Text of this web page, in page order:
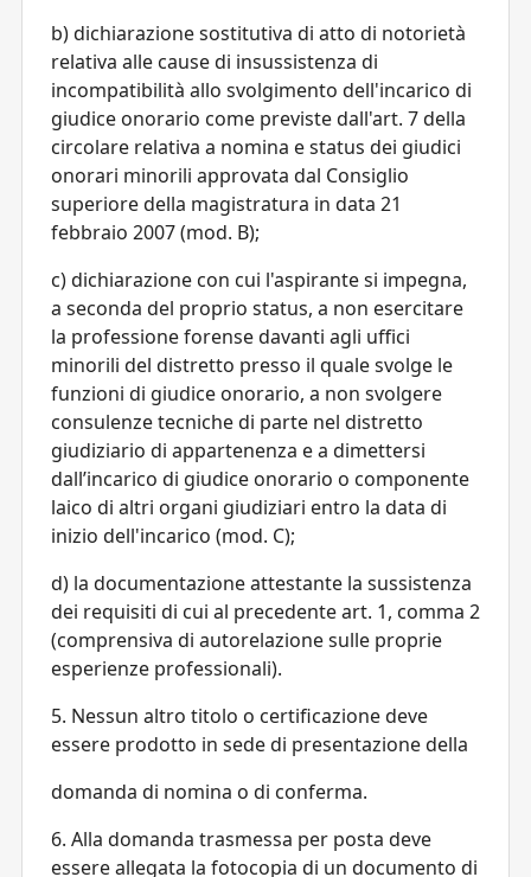
b) dichiarazione sostitutiva di atto di notorietà
relativa alle cause di insussistenza di
incompatibilità allo svolgimento dell'incarico di
giudice onorario come previste dall'art. 7 della
circolare relativa a nomina e status dei giudici
onorari minorili approvata dal Consiglio
superiore della magistratura in data 21
febbraio 2007 (mod. B);
c) dichiarazione con cui l'aspirante si impegna,
a seconda del proprio status, a non esercitare
la professione forense davanti agli uffici
minorili del distretto presso il quale svolge le
funzioni di giudice onorario, a non svolgere
consulenze tecniche di parte nel distretto
giudiziario di appartenenza e a dimettersi
dall’incarico di giudice onorario o componente
laico di altri organi giudiziari entro la data di
inizio dell'incarico (mod. C);
d) la documentazione attestante la sussistenza
dei requisiti di cui al precedente art. 1, comma 2
(comprensiva di autorelazione sulle proprie
esperienze professionali).
5. Nessun altro titolo o certificazione deve
essere prodotto in sede di presentazione della
domanda di nomina o di conferma.
6. Alla domanda trasmessa per posta deve
essere allegata la fotocopia di un documento di